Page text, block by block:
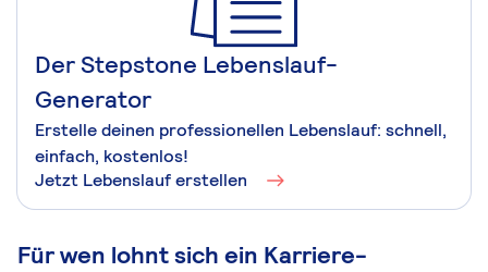
Der Stepstone Lebenslauf-
Generator
Erstelle deinen professionellen Lebenslauf: schnell,
einfach, kostenlos!
Jetzt Lebenslauf erstellen
Für wen lohnt sich ein Karriere-